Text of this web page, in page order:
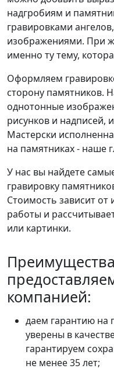
надгробиям и
гравировками
изображениями. При
именно ту тему,
Оформляем
сторону памятников.
однотонные
рисунков и надписей,
Мастерски
на памятниках - наше
У нас вы найдете
гравировку
Стоимость зависит
работы и
или картинки.
Преимущества
компанией:
даем гарантию на
уверены в
гарантируем
не менее 35 лет;